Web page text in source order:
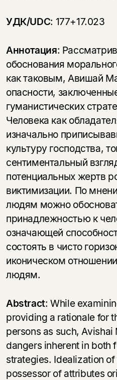
УДК/UDC: 177+17.023
Аннотация:
обоснования
как таковым, Авишай
опасности,
гуманистических
Человека как
изначально
культуру господства,
сентиментальный
потенциальных жертв
виктимизации. По
людям можно
принадлежностью к
означающей
состоять в чисто
иконическом
людям.
Abstract: While
providing a rationale for
persons as such,
dangers inherent in both
strategies. Idealization
possessor of attributes